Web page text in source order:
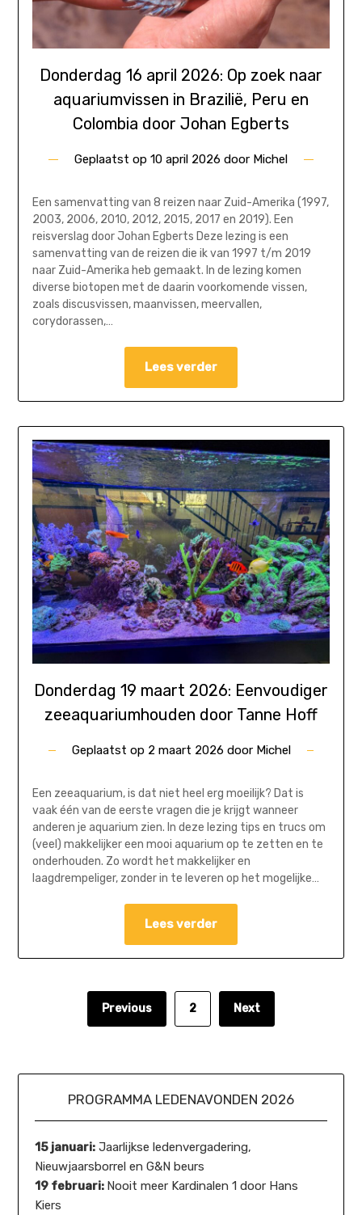
Donderdag 16 april 2026: Op zoek naar
aquariumvissen in Brazilië, Peru en
Colombia door Johan Egberts
Geplaatst op 10 april 2026 door Michel
Een samenvatting van 8 reizen naar Zuid-Amerika (1997,
2003, 2006, 2010, 2012, 2015, 2017 en 2019). Een
reisverslag door Johan Egberts Deze lezing is een
samenvatting van de reizen die ik van 1997 t/m 2019
naar Zuid-Amerika heb gemaakt. In de lezing komen
diverse biotopen met de daarin voorkomende vissen,
zoals discusvissen, maanvissen, meervallen,
corydorassen,…
Lees verder
Donderdag 19 maart 2026: Eenvoudiger
zeeaquariumhouden door Tanne Hoff
Geplaatst op 2 maart 2026 door Michel
Een zeeaquarium, is dat niet heel erg moeilijk? Dat is
vaak één van de eerste vragen die je krijgt wanneer
anderen je aquarium zien. In deze lezing tips en trucs om
(veel) makkelijker een mooi aquarium op te zetten en te
onderhouden. Zo wordt het makkelijker en
laagdrempeliger, zonder in te leveren op het mogelijke…
Lees verder
Previous 2 Next
PROGRAMMA LEDENAVONDEN 2026
15 januari: Jaarlijkse ledenvergadering,
Nieuwjaarsborrel en G&N beurs
19 februari: Nooit meer Kardinalen 1 door Hans
Kiers